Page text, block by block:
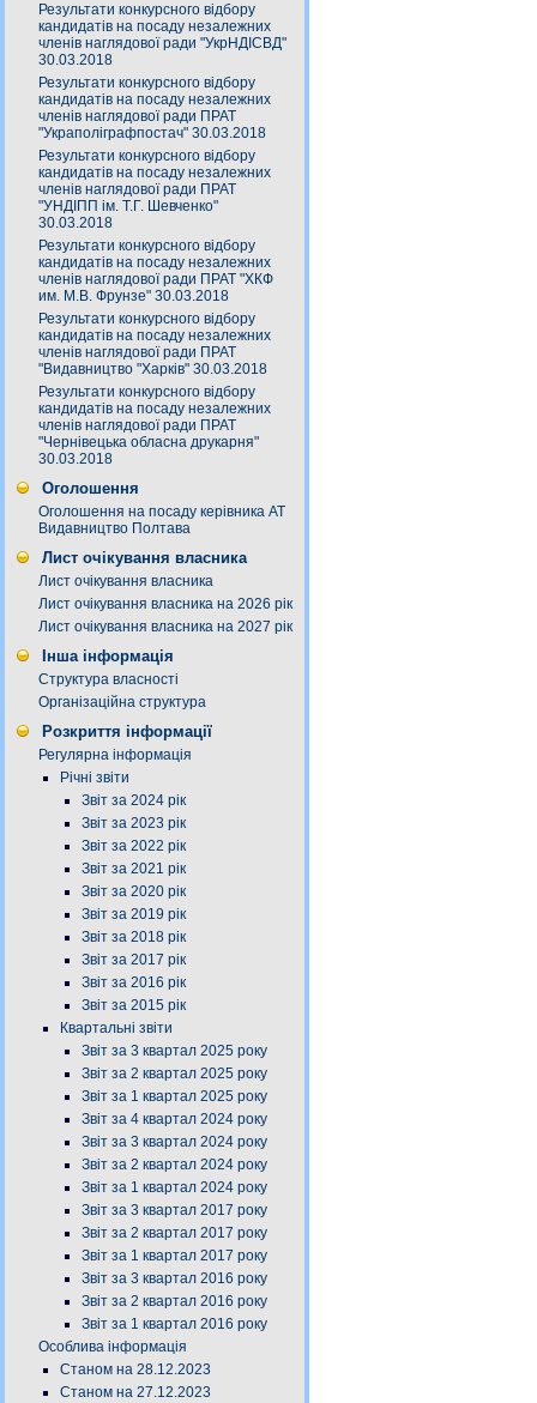
Результати конкурсного відбору
кандидатів на посаду незалежних
членів наглядової ради "УкрНДІСВД"
30.03.2018
Результати конкурсного відбору
кандидатів на посаду незалежних
членів наглядової ради ПРАТ
"Украполіграфпостач" 30.03.2018
Результати конкурсного відбору
кандидатів на посаду незалежних
членів наглядової ради ПРАТ
"УНДІПП ім. Т.Г. Шевченко"
30.03.2018
Результати конкурсного відбору
кандидатів на посаду незалежних
членів наглядової ради ПРАТ "ХКФ
им. М.В. Фрунзе" 30.03.2018
Результати конкурсного відбору
кандидатів на посаду незалежних
членів наглядової ради ПРАТ
"Видавництво "Харків" 30.03.2018
Результати конкурсного відбору
кандидатів на посаду незалежних
членів наглядової ради ПРАТ
"Чернівецька обласна друкарня"
30.03.2018
Оголошення
Оголошення на посаду керівника АТ
Видавництво Полтава
Лист очікування власника
Лист очікування власника
Лист очікування власника на 2026 рік
Лист очікування власника на 2027 рік
Інша інформація
Структура власності
Організаційна структура
Розкриття інформації
Регулярна інформація
Річні звіти
Звіт за 2024 рік
Звіт за 2023 рік
Звіт за 2022 рік
Звіт за 2021 рік
Звіт за 2020 рік
Звіт за 2019 рік
Звіт за 2018 рік
Звіт за 2017 рік
Звіт за 2016 рік
Звіт за 2015 рік
Квартальні звіти
Звіт за 3 квартал 2025 року
Звіт за 2 квартал 2025 року
Звіт за 1 квартал 2025 року
Звіт за 4 квартал 2024 року
Звіт за 3 квартал 2024 року
Звіт за 2 квартал 2024 року
Звіт за 1 квартал 2024 року
Звіт за 3 квартал 2017 року
Звіт за 2 квартал 2017 року
Звіт за 1 квартал 2017 року
Звіт за 3 квартал 2016 року
Звіт за 2 квартал 2016 року
Звіт за 1 квартал 2016 року
Особлива інформація
Станом на 28.12.2023
Станом на 27.12.2023